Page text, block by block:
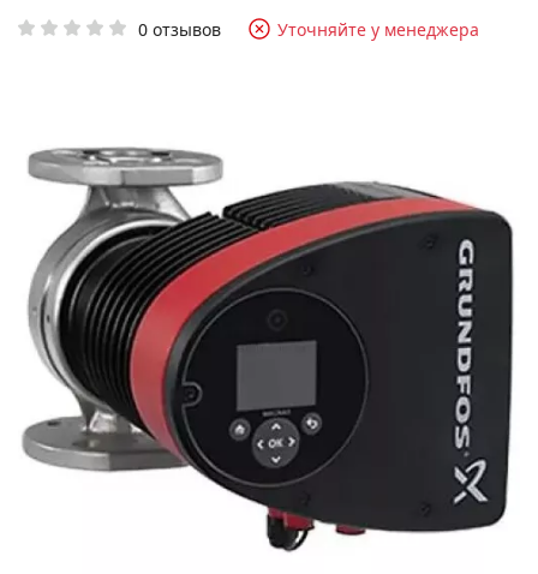
0 отзывов Уточняйте у менеджера